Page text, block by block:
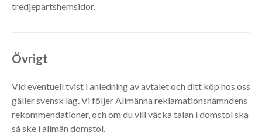
tredjepartshemsidor.
Övrigt
Vid eventuell tvist i anledning av avtalet och ditt köp hos oss
gäller svensk lag. Vi följer Allmänna reklamationsnämndens
rekommendationer, och om du vill väcka talan i domstol ska
så ske i allmän domstol.